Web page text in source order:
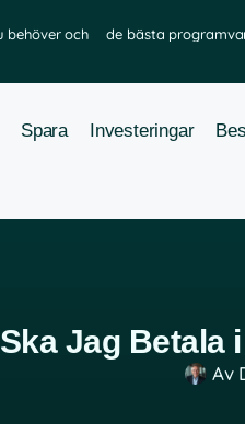
behöver och
de bästa
Spara Investeringar
Jag Betala
Av